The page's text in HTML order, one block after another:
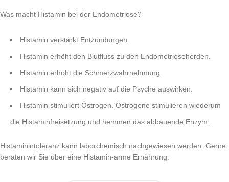
Was macht Histamin bei der Endometriose?
Histamin verstärkt Entzündungen.
Histamin erhöht den Blutfluss zu den Endometrioseherden.
Histamin erhöht die Schmerzwahrnehmung.
Histamin kann sich negativ auf die Psyche auswirken.
Histamin stimuliert Östrogen. Östrogene stimulieren wiederum
die Histaminfreisetzung und hemmen das abbauende Enzym.
Histaminintoleranz kann laborchemisch nachgewiesen werden. Gerne
beraten wir Sie über eine Histamin-arme Ernährung.